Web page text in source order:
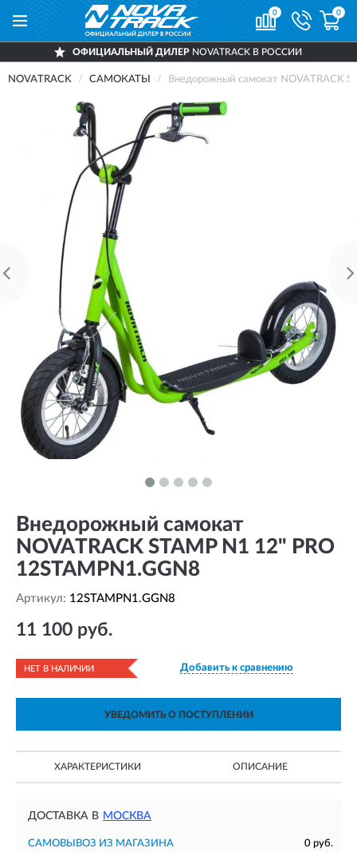
0 0
ОФИЦИАЛЬНЫЙ ДИЛЕРNOVATRACK В РОССИИ
NOVATRACK САМОКАТЫ Внедорожный самокат NOVATRACK
Внедорожный самокат
NOVATRACK STAMP N1 12" PRO
12STAMPN1.GGN8
Артикул: 12STAMPN1.GGN8
11 100 руб.
НЕТ В НАЛИЧИИ Добавить к сравнению
УВЕДОМИТЬ О ПОСТУПЛЕНИИ
ХАРАКТЕРИСТИКИ ОПИСАНИЕ
ДОСТАВКА В МОСКВА
САМОВЫВОЗ ИЗ МАГАЗИНА
0 руб.